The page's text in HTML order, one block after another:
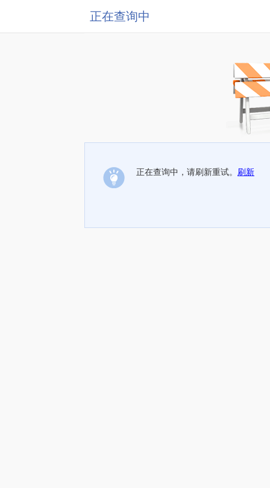
正在查询中
正在查询中，请刷新重试。 刷新